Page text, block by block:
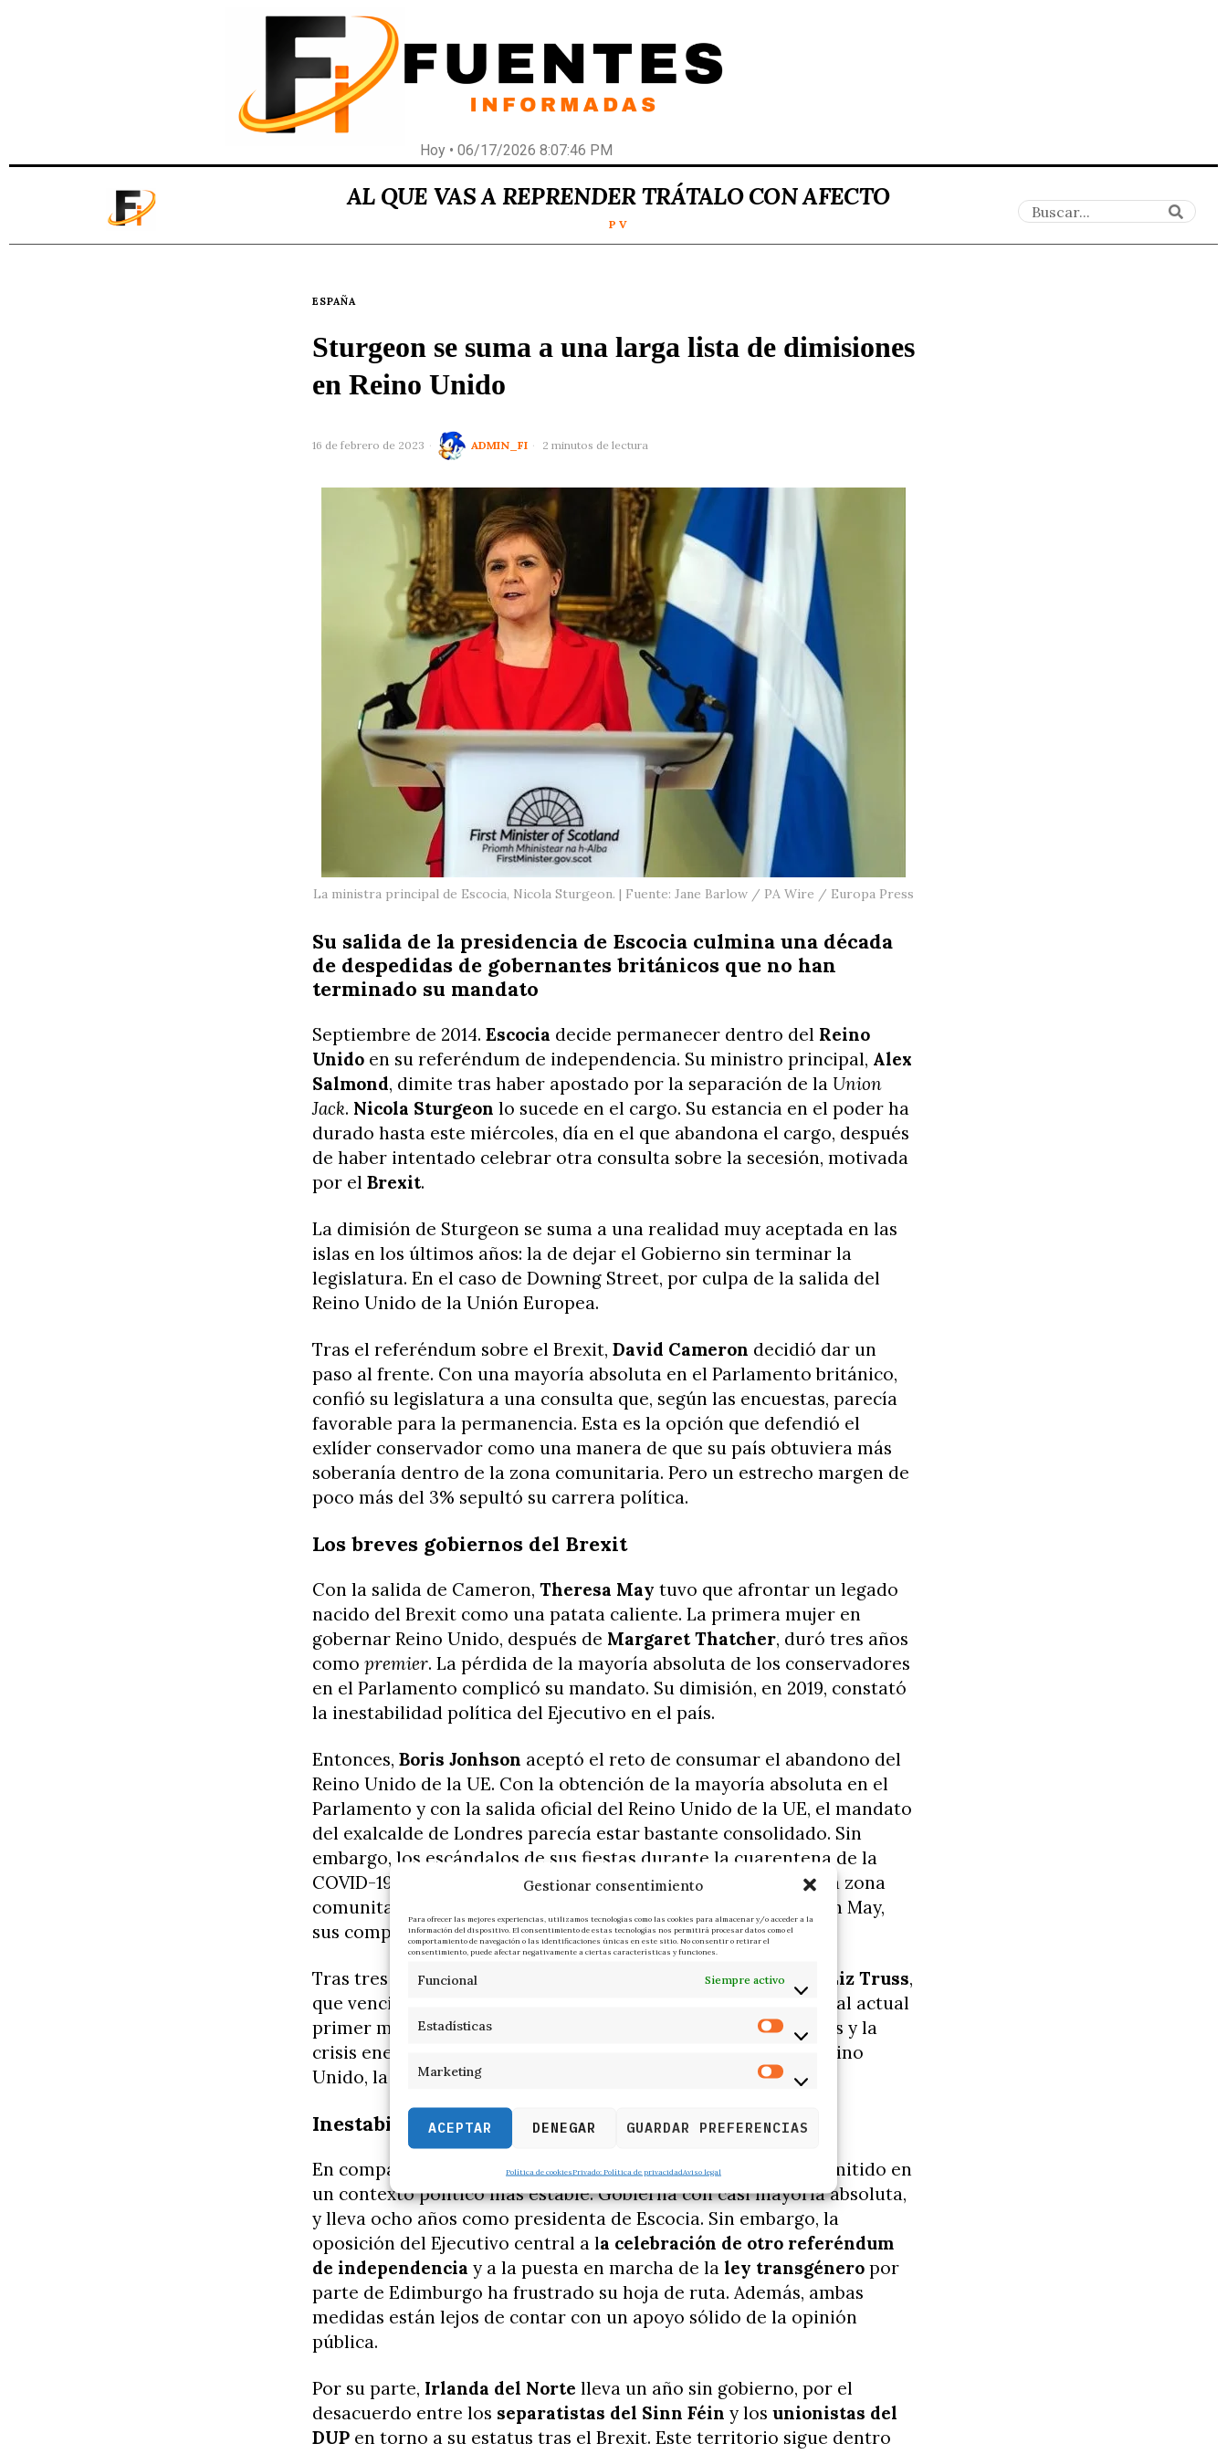
Gestionar consentimiento
Para ofrecer las mejores experiencias, utilizamos tecnologías como las cookies para almacenar y/o acceder a la
información del dispositivo. El consentimiento de estas tecnologías nos permitirá procesar datos como el
comportamiento de navegación o las identificaciones únicas en este sitio. No consentir o retirar el
consentimiento, puede afectar negativamente a ciertas características y funciones.
Funcional Siempre activo
Estadísticas
Marketing
ACEPTAR DENEGAR GUARDAR PREFERENCIAS
Política de cookiesPrivado: Política de privacidadAviso legal
Hoy • 06/17/2026 8:07:46 PM
AL QUE VAS A REPRENDER TRÁTALO CON AFECTO
P V
ESPAÑA
Sturgeon se suma a una larga lista de dimisiones
en Reino Unido
16 de febrero de 2023 ADMIN_FI 2 minutos de lectura
La ministra principal de Escocia, Nicola Sturgeon. | Fuente: Jane Barlow / PA Wire / Europa Press
Su salida de la presidencia de Escocia culmina una década
de despedidas de gobernantes británicos que no han
terminado su mandato
Septiembre de 2014. Escocia decide permanecer dentro del Reino
Unido en su referéndum de independencia. Su ministro principal, Alex
Salmond, dimite tras haber apostado por la separación de la Union
Jack. Nicola Sturgeon lo sucede en el cargo. Su estancia en el poder ha
durado hasta este miércoles, día en el que abandona el cargo, después
de haber intentado celebrar otra consulta sobre la secesión, motivada
por el Brexit.
La dimisión de Sturgeon se suma a una realidad muy aceptada en las
islas en los últimos años: la de dejar el Gobierno sin terminar la
legislatura. En el caso de Downing Street, por culpa de la salida del
Reino Unido de la Unión Europea.
Tras el referéndum sobre el Brexit, David Cameron decidió dar un
paso al frente. Con una mayoría absoluta en el Parlamento británico,
confió su legislatura a una consulta que, según las encuestas, parecía
favorable para la permanencia. Esta es la opción que defendió el
exlíder conservador como una manera de que su país obtuviera más
soberanía dentro de la zona comunitaria. Pero un estrecho margen de
poco más del 3% sepultó su carrera política.
Los breves gobiernos del Brexit
Con la salida de Cameron, Theresa May tuvo que afrontar un legado
nacido del Brexit como una patata caliente. La primera mujer en
gobernar Reino Unido, después de Margaret Thatcher, duró tres años
como premier. La pérdida de la mayoría absoluta de los conservadores
en el Parlamento complicó su mandato. Su dimisión, en 2019, constató
la inestabilidad política del Ejecutivo en el país.
Entonces, Boris Jonhson aceptó el reto de consumar el abandono del
Reino Unido de la UE. Con la obtención de la mayoría absoluta en el
Parlamento y con la salida oficial del Reino Unido de la UE, el mandato
del exalcalde de Londres parecía estar bastante consolidado. Sin
embargo, los escándalos de sus fiestas durante la cuarentena de la
COVID-19 y las dificultades intrínsecas de la desconexión de la zona
comunitaria dejaron muy tocada su imagen. Y, al igual que con May,
sus compañeros de partido le retiraron su confianza.
Tras tres años en Downing Street, Johnson cedió el testigo a Liz Truss,
que venció en unas elecciones primarias de la formación
al actual
primer ministro,Rishi Sunak
. Pero los conflictos ministeriales y la
crisis energética acabaron con su carrera a los mandos del Reino
Unido, la más breve en la historia democrática del país.
Inestabilidad más allá de Londres
En comparación con los ejemplos de Londres, Sturgeon ha dimitido en
un contexto político más estable. Gobierna con casi mayoría absoluta,
y lleva ocho años como presidenta de Escocia. Sin embargo, la
oposición del Ejecutivo central a la celebración de otro referéndum
de independencia y a la puesta en marcha de la ley transgénero por
parte de Edimburgo ha frustrado su hoja de ruta. Además, ambas
medidas están lejos de contar con un apoyo sólido de la opinión
pública.
Por su parte, Irlanda del Norte lleva un año sin gobierno, por el
desacuerdo entre los separatistas del Sinn Féin y los unionistas del
DUP en torno a su estatus tras el Brexit. Este territorio sigue dentro